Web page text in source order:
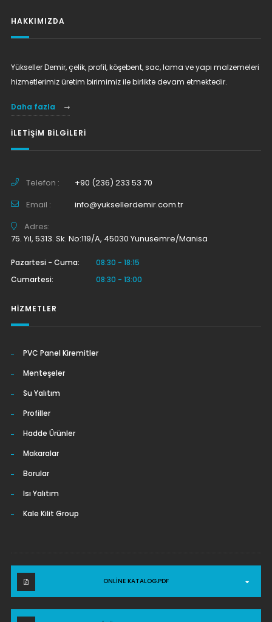
HAKKIMIZDA
Yükseller Demir, çelik, profil, köşebent, sac, lama ve yapı malzemeleri
hizmetlerimiz üretim birimimiz ile birlikte devam etmektedir.
Daha fazla
İLETIŞIM BILGILERI
Telefon :
+90 (236) 233 53 70
Email :
info@yuksellerdemir.com.tr
Adres:
75. Yıl, 5313. Sk. No:119/A, 45030 Yunusemre/Manisa
Pazartesi - Cuma:
08:30 - 18:15
Cumartesi:
08:30 - 13:00
HIZMETLER
PVC Panel Kiremitler
Menteşeler
Su Yalıtım
Profiller
Hadde Ürünler
Makaralar
Borular
Isı Yalıtım
Kale Kilit Group
ONLINE KATALOG.PDF